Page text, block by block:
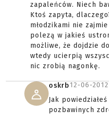
zapaleńców. Niech
Ktoś zapyta,
młodzikami nie
polezą w jakieś
możliwe, że dojdzie
wtedy ucierpią
nic zrobią nagonkę.
oskrb12-06-
Jak
pozbawinych